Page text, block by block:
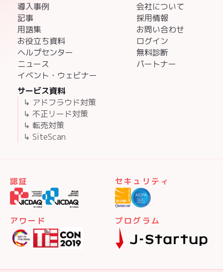
導入事例
記事
用語集
お役立ち資料
ヘルプセンター
ニュース
イベント・ウェビナー
サービス資料
↳ アドフラウド対策
↳ 不正リード対策
↳ 転売対策
↳ SiteScan
会社について
採用情報
お問い合わせ
ログイン
無料診断
パートナー
認証 セキュリティ
アワード プログラム